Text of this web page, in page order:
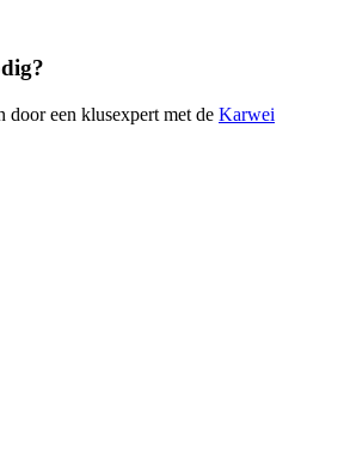
een klusexpert met de Karwei